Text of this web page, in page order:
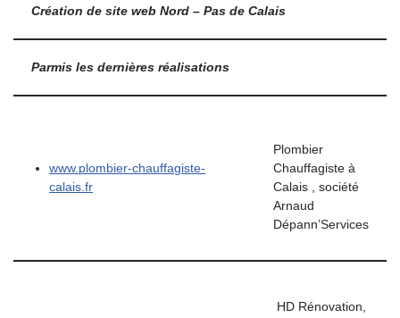
Création de site web Nord – Pas de Calais
Parmis les dernières réalisations
www.plombier-chauffagiste-
calais.fr
Plombier
Chauffagiste à
Calais , société
Arnaud
Dépann’Services
HD Rénovation,